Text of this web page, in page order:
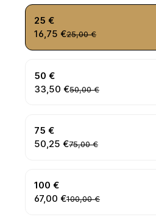
25 €
16,75 €25,00 €
50 €
33,50 €50,00 €
75 €
50,25 €75,00 €
100 €
67,00 €100,00 €